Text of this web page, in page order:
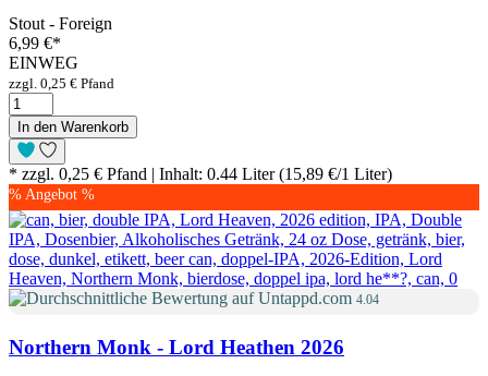
Stout - Foreign
6,99 €*
EINWEG
zzgl. 0,25 € Pfand
In den Warenkorb
* zzgl. 0,25 € Pfand | Inhalt: 0.44 Liter (15,89 €/1 Liter)
% Angebot %
4.04
Northern Monk - Lord Heathen 2026